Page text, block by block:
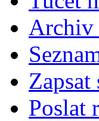
Archiv
Zapsat
Poslat